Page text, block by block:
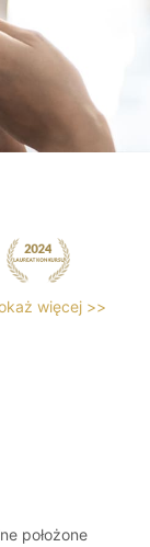
więcej >>
położone